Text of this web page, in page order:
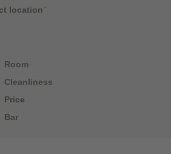
location”
Room
Cleanliness
Price
Bar